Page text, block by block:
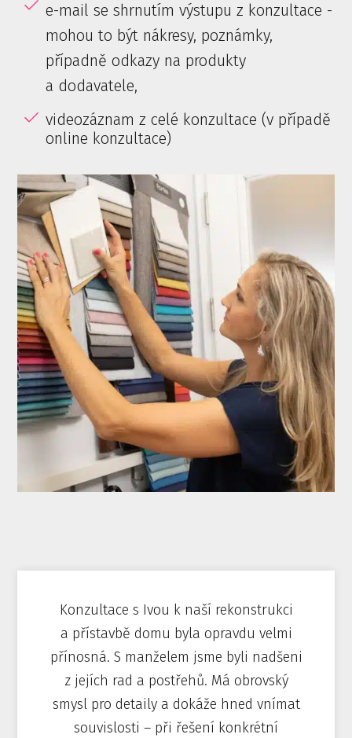
e-mail se shrnutím výstupu z konzultace -
mohou to být nákresy, poznámky,
případně odkazy na produkty
a dodavatele,
videozáznam z celé konzultace (v případě
online konzultace)
Konzultace s Ivou k naší rekonstrukci
a přístavbě domu byla opravdu velmi
přínosná. S manželem jsme byli nadšeni
z jejích rad a postřehů. Má obrovský
smysl pro detaily a dokáže hned vnímat
souvislosti – při řešení konkrétní